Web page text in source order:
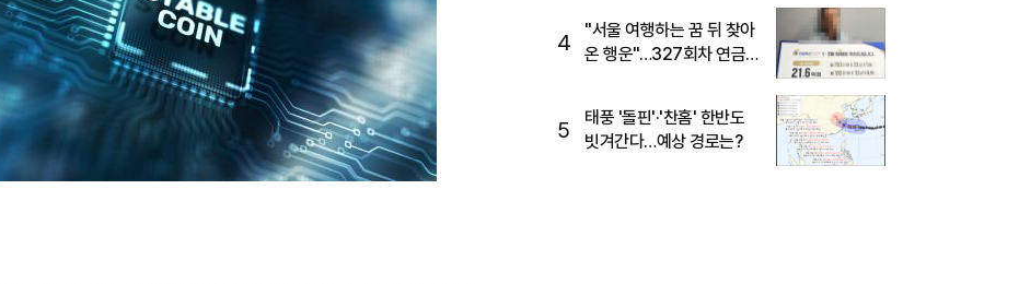
4
"서울 여행하는 꿈 뒤 찾아
온 행운"…327회차 연금
5
태풍 '돌핀'·'찬홈' 한반도
빗겨간다…예상 경로는?